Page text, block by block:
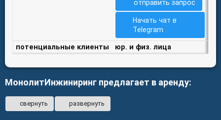
отправить запрос
Начать чат в
Telegram
потенциальные клиенты юр. и физ. лица
МонолитИнжиниринг предлагает в аренду:
свернуть развернуть